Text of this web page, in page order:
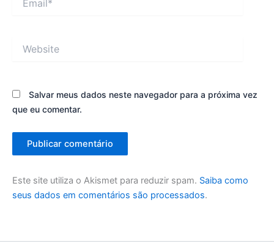
Salvar meus dados neste navegador para a próxima vez
que eu comentar.
Este site utiliza o Akismet para reduzir spam. Saiba como
seus dados em comentários são processados.